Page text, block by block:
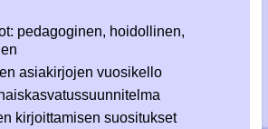
pedagoginen, hoidollinen,
asiakirjojen vuosikello
kirjoittamisen suositukset